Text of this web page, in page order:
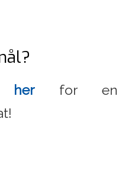
her
for en